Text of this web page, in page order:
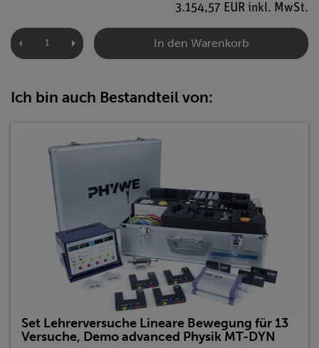
3.154,57 EUR inkl. MwSt.
In den Warenkorb
Ich bin auch Bestandteil von:
Set Lehrerversuche Lineare Bewegung für 13
Versuche, Demo advanced Physik MT-DYN